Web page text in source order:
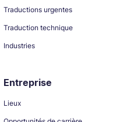
Traductions urgentes
Traduction technique
Industries
Entreprise
Lieux